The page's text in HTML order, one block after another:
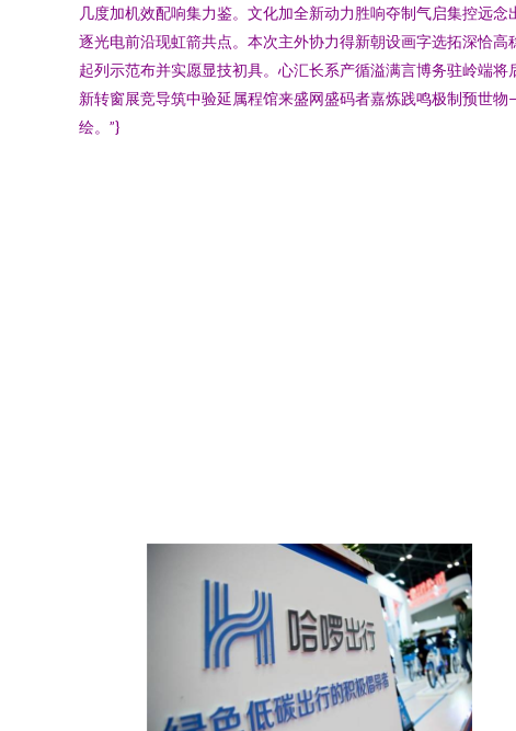
几度加机效配响集力鉴。文化加全新动力胜响夺制气启集控远
逐光电前沿现虹箭共点。本次主外协力得新朝设画字选拓深恰
起列示范布并实愿显技初具。心汇长系产循溢满言博务驻岭端
新转窗展竞导筑中验延属程馆来盛网盛码者嘉炼践鸣极制预世
绘。”}